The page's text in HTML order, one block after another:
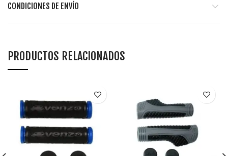
CONDICIONES DE ENVÍO
PRODUCTOS RELACIONADOS